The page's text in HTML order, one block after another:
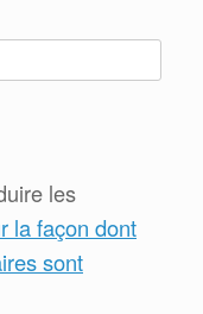
les
la façon dont
sont